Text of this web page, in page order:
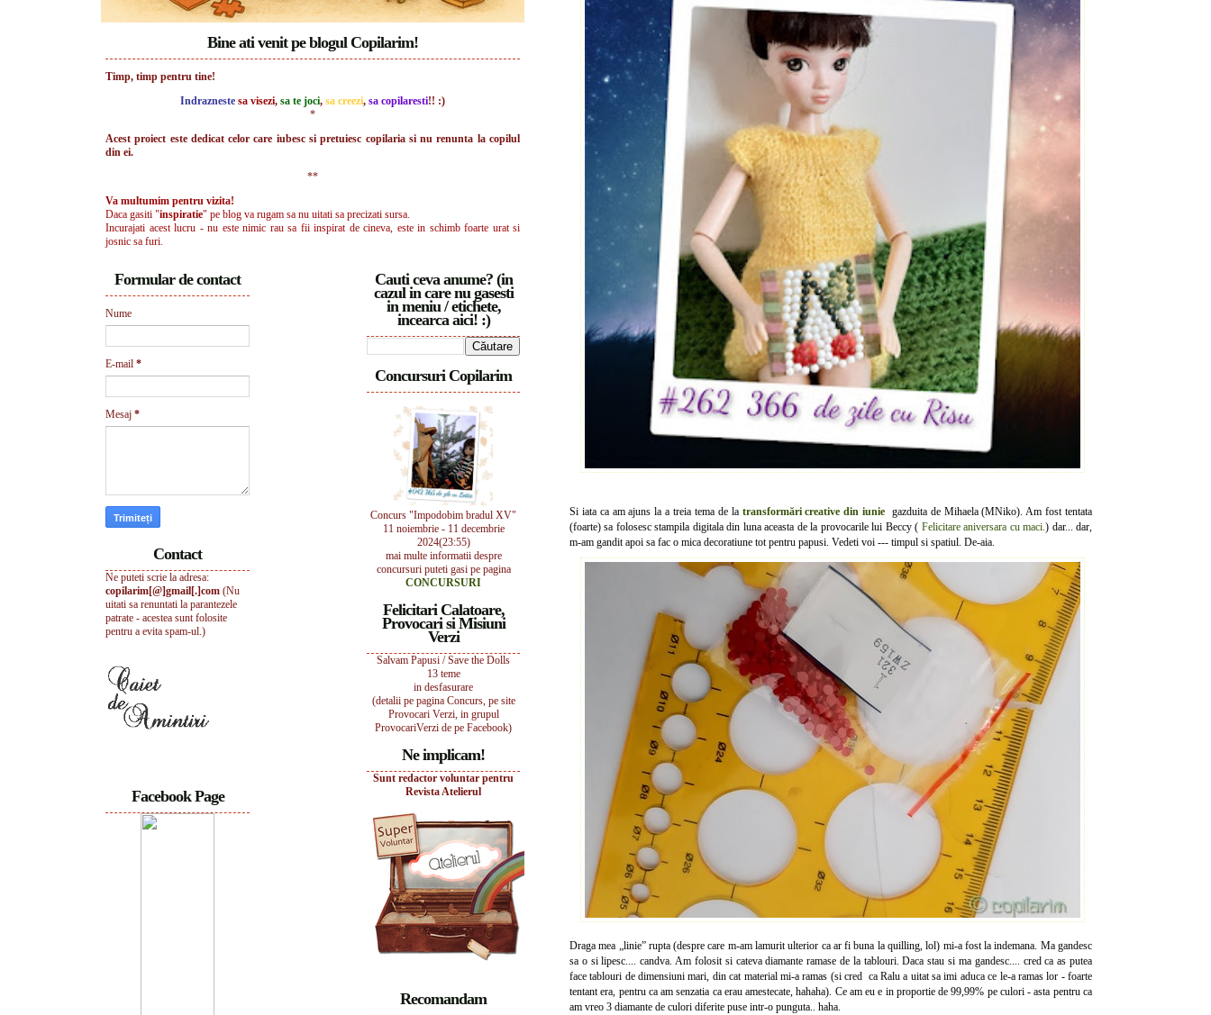
Si iata ca am ajuns la a treia tema de la transformări creative din iunie gazduita de Mihaela (MNiko). Am fost tentata
(foarte) sa folosesc stampila digitala din luna aceasta de la provocarile lui Beccy ( Felicitare aniversara cu maci.) dar... dar,
m-am gandit apoi sa fac o mica decoratiune tot pentru papusi. Vedeti voi --- timpul si spatiul. De-aia.
Draga mea „linie” rupta (despre care m-am lamurit ulterior ca ar fi buna la quilling, lol) mi-a fost la indemana. Ma gandesc
sa o si lipesc.... candva. Am folosit si cateva diamante ramase de la tablouri. Daca stau si ma gandesc.... cred ca as putea
face tablouri de dimensiuni mari, din cat material mi-a ramas (si cred ca Ralu a uitat sa imi aduca ce le-a ramas lor - foarte
tentant era, pentru ca am senzatia ca erau amestecate, hahaha). Ce am eu e in proportie de 99,99% pe culori - asta pentru ca
am vreo 3 diamante de culori diferite puse intr-o punguta.. haha.
Bine ati venit pe blogul Copilarim!
Timp, timp pentru tine!
Indrazneste sa visezi, sa te joci, sa creezi, sa copilaresti!! :)
*
Acest proiect este dedicat celor care iubesc si pretuiesc copilaria si nu renunta la copilul
din ei.
**
Va multumim pentru vizita!
Daca gasiti "inspiratie" pe blog va rugam sa nu uitati sa precizati sursa.
Incurajati acest lucru - nu este nimic rau sa fii inspirat de cineva, este in schimb foarte urat si
josnic sa furi.
Cauti ceva anume? (in
cazul in care nu gasesti
in meniu / etichete,
incearca aici! :)
Concursuri Copilarim
Concurs "Impodobim bradul XV"
11 noiembrie - 11 decembrie
2024(23:55)
mai multe informatii despre
concursuri puteti gasi pe pagina
CONCURSURI
Felicitari Calatoare,
Provocari si Misiuni
Verzi
Salvam Papusi / Save the Dolls
13 teme
in desfasurare
(detalii pe pagina Concurs, pe site
Provocari Verzi, in grupul
ProvocariVerzi de pe Facebook)
Ne implicam!
Sunt redactor voluntar pentru
Revista Atelierul
Recomandam
Formular de contact
Nume
E-mail *
Mesaj *
Contact
Ne puteti scrie la adresa:
copilarim[@]gmail[.]com (Nu
uitati sa renuntati la parantezele
patrate - acestea sunt folosite
pentru a evita spam-ul.)
Facebook Page